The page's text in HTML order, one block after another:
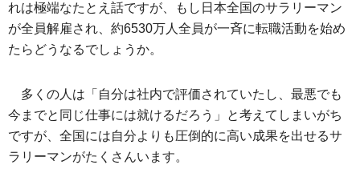
れは極端なたとえ話ですが、もし日本全国のサラリーマン
が全員解雇され、約6530万人全員が一斉に転職活動を始め
たらどうなるでしょうか。
多くの人は「自分は社内で評価されていたし、最悪でも
今までと同じ仕事には就けるだろう」と考えてしまいがち
ですが、全国には自分よりも圧倒的に高い成果を出せるサ
ラリーマンがたくさんいます。